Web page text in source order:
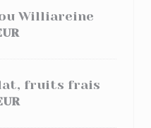
Williareine
fruits frais